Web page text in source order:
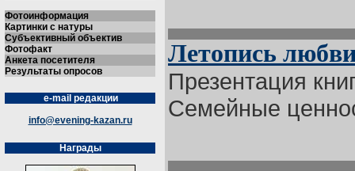
Фотоинформация
Картинки с натуры
Субъективный объектив
Фотофакт
Анкета посетителя
Результаты опросов
e-mail редакции
info@evening-kazan.ru
Награды
Летопись
Презентация
Семейные